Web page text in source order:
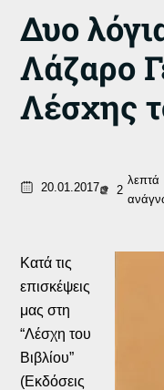
Δυο
Λάζαρο
Λέσχης
20.01.2017 2
λεπτά
Κατά τις
επισκέψεις
μας στη
“Λέσχη του
Βιβλίου”
(Εκδόσεις